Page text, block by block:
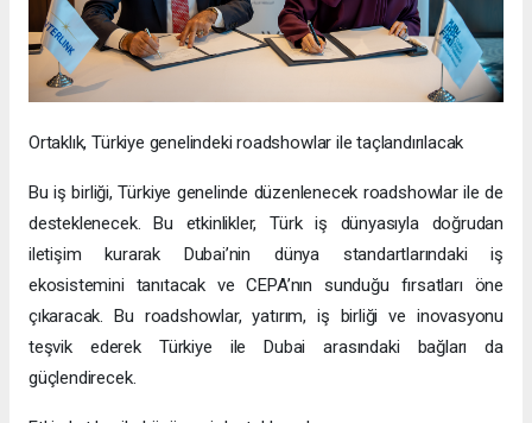
Ortaklık, Türkiye genelindeki roadshowlar ile taçlandırılacak
Bu iş birliği, Türkiye genelinde düzenlenecek roadshowlar ile de
desteklenecek. Bu etkinlikler, Türk iş dünyasıyla doğrudan
iletişim kurarak Dubai’nin dünya standartlarındaki iş
ekosistemini tanıtacak ve CEPA’nın sunduğu fırsatları öne
çıkaracak. Bu roadshowlar, yatırım, iş birliği ve inovasyonu
teşvik ederek Türkiye ile Dubai arasındaki bağları da
güçlendirecek.